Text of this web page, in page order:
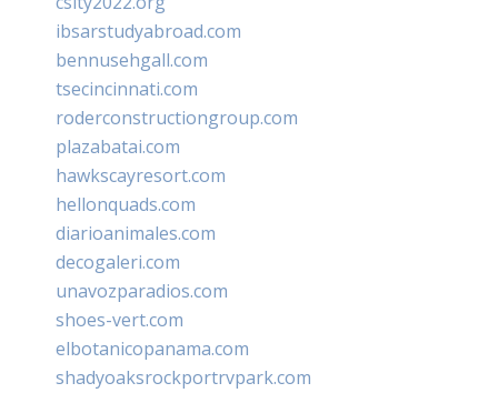
ibsarstudyabroad.com
bennusehgall.com
tsecincinnati.com
roderconstructiongroup.com
plazabatai.com
hawkscayresort.com
hellonquads.com
diarioanimales.com
decogaleri.com
unavozparadios.com
shoes-vert.com
elbotanicopanama.com
shadyoaksrockportrvpark.com